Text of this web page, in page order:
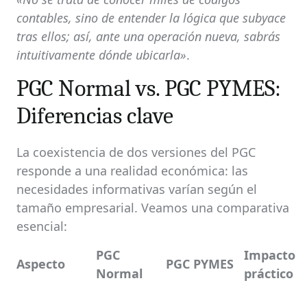
contables, sino de entender la lógica que subyace
tras ellos; así, ante una operación nueva, sabrás
intuitivamente dónde ubicarla».
PGC Normal vs. PGC PYMES:
Diferencias clave
La coexistencia de dos versiones del PGC
responde a una realidad económica: las
necesidades informativas varían según el
tamaño empresarial. Veamos una comparativa
esencial:
Aspecto
PGC
Normal
PGC PYMES
Impacto
práctico